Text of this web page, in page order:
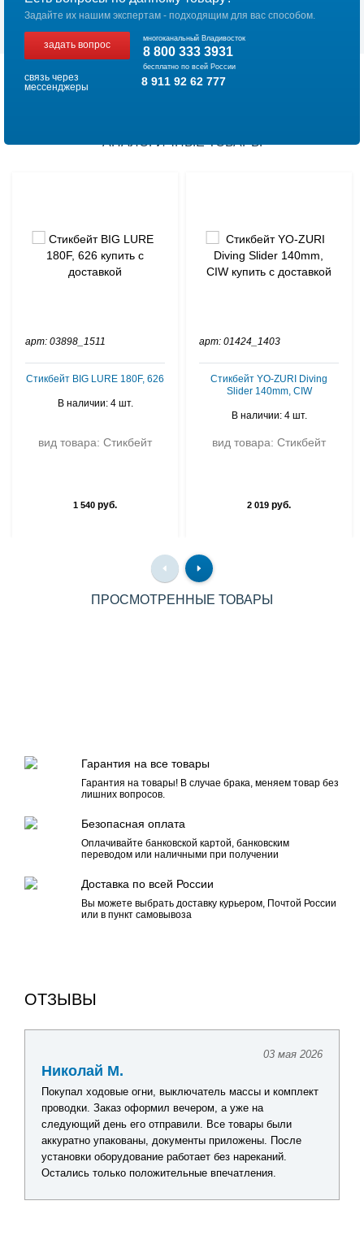
Задайте их нашим экспертам - подходящим для вас способом.
задать вопрос
многоканальный Владивосток
8 800 333 3931
бесплатно по всей России
связь через
мессенджеры
8 911 92 62 777
АНАЛОГИЧНЫЕ ТОВАРЫ
арт: 03898_1511
Стикбейт BIG LURE 180F, 626
В наличии: 4 шт.
вид товара: Стикбейт
1 540 руб.
арт: 01424_1403
Стикбейт YO-ZURI Diving
Slider 140mm, CIW
В наличии: 4 шт.
вид товара: Стикбейт
2 019 руб.
ПРОСМОТРЕННЫЕ ТОВАРЫ
Гарантия на все товары
Гарантия на товары! В случае брака, меняем товар без
лишних вопросов.
Безопасная оплата
Оплачивайте банковской картой, банковским
переводом или наличными при получении
Доставка по всей России
Вы можете выбрать доставку курьером, Почтой России
или в пункт самовывоза
ОТЗЫВЫ
24 апреля 2026
Павел Г.
Искал комплект оборудования для обновления
лодочной электрики. Получил подробную консультацию
по каждому товару, помогли подобрать оптимальное
решение без лишних затрат. Видно, что сотрудники
действительно разбираются в продукции. После
получения заказа все проверил - качество отличное,